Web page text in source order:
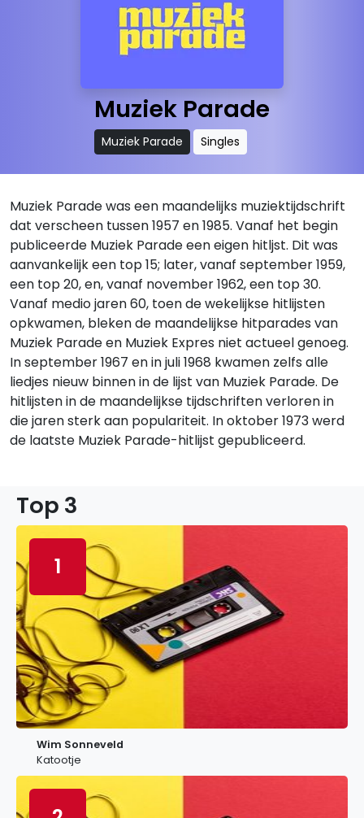
Muziek Parade
Muziek Parade Singles
Muziek Parade was een maandelijks muziektijdschrift
dat verscheen tussen 1957 en 1985. Vanaf het begin
publiceerde Muziek Parade een eigen hitljst. Dit was
aanvankelijk een top 15; later, vanaf september 1959,
een top 20, en, vanaf november 1962, een top 30.
Vanaf medio jaren 60, toen de wekelijkse hitlijsten
opkwamen, bleken de maandelijkse hitparades van
Muziek Parade en Muziek Expres niet actueel genoeg.
In september 1967 en in juli 1968 kwamen zelfs alle
liedjes nieuw binnen in de lijst van Muziek Parade. De
hitlijsten in de maandelijkse tijdschriften verloren in
die jaren sterk aan populariteit. In oktober 1973 werd
de laatste Muziek Parade-hitlijst gepubliceerd.
Top 3
1
Wim Sonneveld
Katootje